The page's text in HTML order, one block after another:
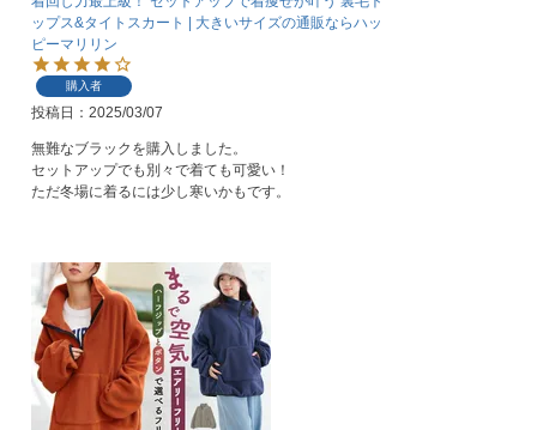
ップス&タイトスカート | 大きいサイズの通販ならハッ
ピーマリリン
購入者
投稿日 2025/03/07
無難なブラックを購入しました。
セットアップでも別々で着ても可愛い！